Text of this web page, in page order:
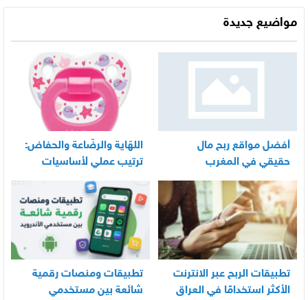
مواضيع جديدة
أفضل مواقع ربح مال
حقيقي في المغرب
اللهّاية والرضّاعة والحفاض:
ترتيب عملي لأساسيات
العناية اليومية بالرضيع
تطبيقات الربح عبر الانترنت
الأكثر استخدامًا في العراق
تطبيقات ومنصات رقمية
شائعة بين مستخدمي